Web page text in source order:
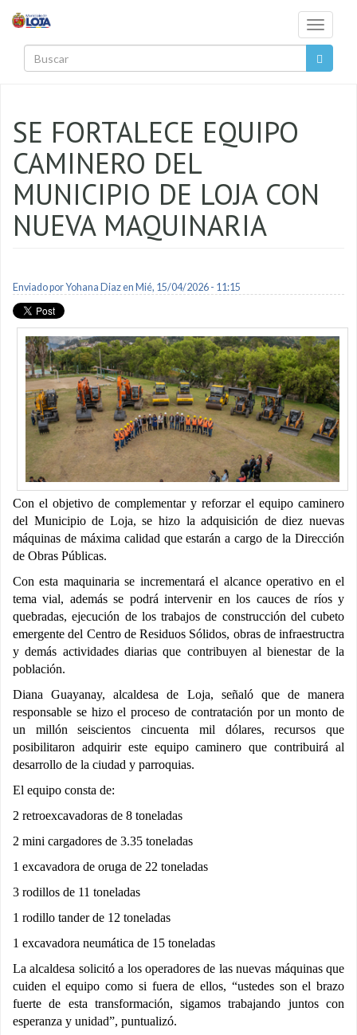
Toggle
SE FORTALECE EQUIPO
CAMINERO DEL
MUNICIPIO DE LOJA CON
NUEVA MAQUINARIA
Enviado porYohana Diazen Mié, 15/04/2026 - 11:15
Con el objetivo de complementar y reforzar el equipo caminero
del Municipio de Loja, se hizo la adquisición de diez nuevas
máquinas de máxima calidad que estarán a cargo de la Dirección
de Obras Públicas.
Con esta maquinaria se incrementará el alcance operativo en el
tema vial, además se podrá intervenir en los cauces de ríos y
quebradas, ejecución de los trabajos de construcción del cubeto
emergente del Centro de Residuos Sólidos, obras de infraestructra
y demás actividades diarias que contribuyen al bienestar de la
población.
Diana Guayanay, alcaldesa de Loja, señaló que de manera
responsable se hizo el proceso de contratación por un monto de
un millón seiscientos cincuenta mil dólares, recursos que
posibilitaron adquirir este equipo caminero que contribuirá al
desarrollo de la ciudad y parroquias.
El equipo consta de:
2 retroexcavadoras de 8 toneladas
2 mini cargadores de 3.35 toneladas
1 excavadora de oruga de 22 toneladas
3 rodillos de 11 toneladas
1 rodillo tander de 12 toneladas
1 excavadora neumática de 15 toneladas
La alcaldesa solicitó a los operadores de las nuevas máquinas que
cuiden el equipo como si fuera de ellos, “ustedes son el brazo
fuerte de esta transformación, sigamos trabajando juntos con
esperanza y unidad”, puntualizó.